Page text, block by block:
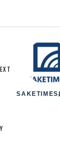
SAKETIMES